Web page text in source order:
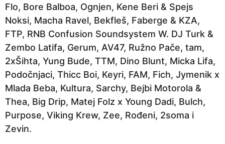
Flo, Bore Balboa, Ognjen, Kene Beri & Spejs
Noksi, Macha Ravel, Bekfleš, Faberge & KZA,
FTP, RNB Confusion Soundsystem W. DJ Turk &
Zembo Latifa, Gerum, AV47, Ružno Pače, tam,
2xŠihta, Yung Bude, TTM, Dino Blunt, Micka Lifa,
Podočnjaci, Thicc Boi, Keyri, FAM, Fich, Jymenik x
Mlada Beba, Kultura, Sarchy, Bejbi Motorola &
Thea, Big Drip, Matej Folz x Young Dadi, Bulch,
Purpose, Viking Krew, Zee, Rođeni, 2soma i
Zevin.